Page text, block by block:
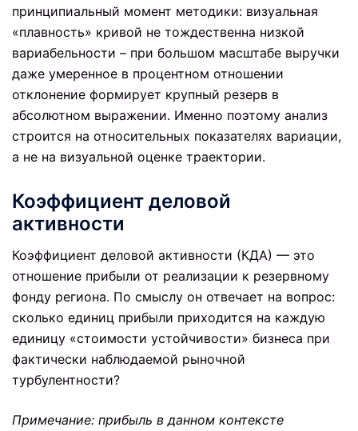
принципиальный момент методики: визуальная
«плавность» кривой не тождественна низкой
вариабельности – при большом масштабе выручки
даже умеренное в процентном отношении
отклонение формирует крупный резерв в
абсолютном выражении. Именно поэтому анализ
строится на относительных показателях вариации,
а не на визуальной оценке траектории.
Коэффициент деловой
активности
Коэффициент деловой активности (КДА) — это
отношение прибыли от реализации к резервному
фонду региона. По смыслу он отвечает на вопрос:
сколько единиц прибыли приходится на каждую
единицу «стоимости устойчивости» бизнеса при
фактически наблюдаемой рыночной
турбулентности?
Примечание: прибыль в данном контексте